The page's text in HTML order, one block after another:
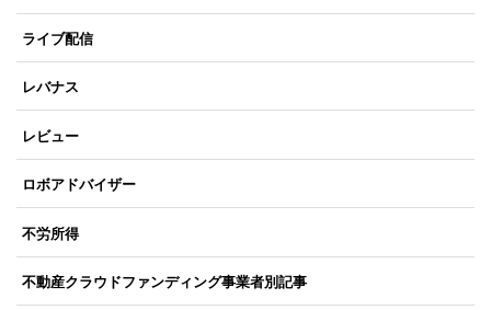
ライブ配信
レバナス
レビュー
ロボアドバイザー
不労所得
不動産クラウドファンディング事業者別記事